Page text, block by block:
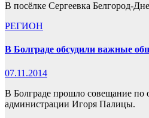
В посёлке Сергеевка Белгород-
РЕГИОН
В Болграде обсудили важные
07.11.2014
В Болграде прошло совещание по
администрации Игоря Палицы.